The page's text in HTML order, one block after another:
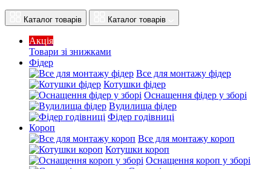
Каталог товарів Каталог товарів
Акція
Товари зі знижками
Фідер
Все для монтажу фідер
Котушки фідер
Оснащення фідер у зборі
Вудилища фідер
Фідер годівниці
Короп
Все для монтажу короп
Котушки короп
Оснащення короп у зборі